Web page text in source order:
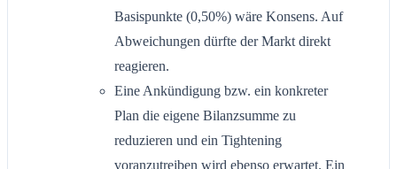
Basispunkte (0,50%) wäre Konsens. Auf
Abweichungen dürfte der Markt direkt
reagieren.
Eine Ankündigung bzw. ein konkreter
Plan die eigene Bilanzsumme zu
reduzieren und ein Tightening
voranzutreiben wird ebenso erwartet. Ein